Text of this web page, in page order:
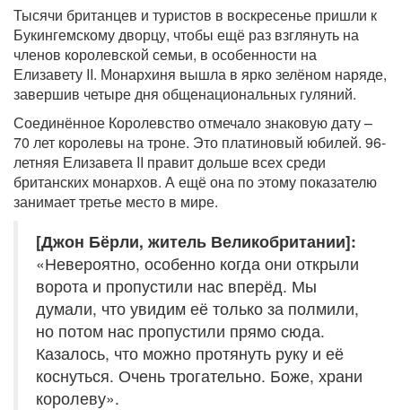
Тысячи британцев и туристов в воскресенье пришли к
Букингемскому дворцу, чтобы ещё раз взглянуть на
членов королевской семьи, в особенности на
Елизавету II. Монархиня вышла в ярко зелёном наряде,
завершив четыре дня общенациональных гуляний.
Соединённое Королевство отмечало знаковую дату –
70 лет королевы на троне. Это платиновый юбилей. 96-
летняя Елизавета II правит дольше всех среди
британских монархов. А ещё она по этому показателю
занимает третье место в мире.
[Джон Бёрли, житель Великобритании]:
«Невероятно, особенно когда они открыли
ворота и пропустили нас вперёд. Мы
думали, что увидим её только за полмили,
но потом нас пропустили прямо сюда.
Казалось, что можно протянуть руку и её
коснуться. Очень трогательно. Боже, храни
королеву».